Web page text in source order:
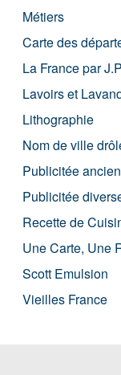
Métiers
Carte des
La France par
Lavoirs et
Lithographie
Nom de ville
Publicitée
Publicitée
Recette de
Une Carte, Une
Scott Emulsion
Vieilles France